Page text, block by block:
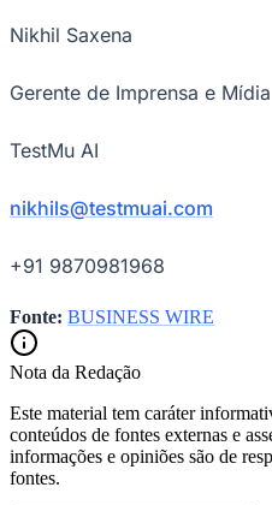
Santos
Nikhil Saxena
Gerente de Imprensa e Mídia
TestMu AI
nikhils@testmuai.com
+91 9870981968
Fonte: BUSINESS WIRE
Nota da Redação
Este material tem caráter
conteúdos de fontes externas e
informações e opiniões são de
fontes.